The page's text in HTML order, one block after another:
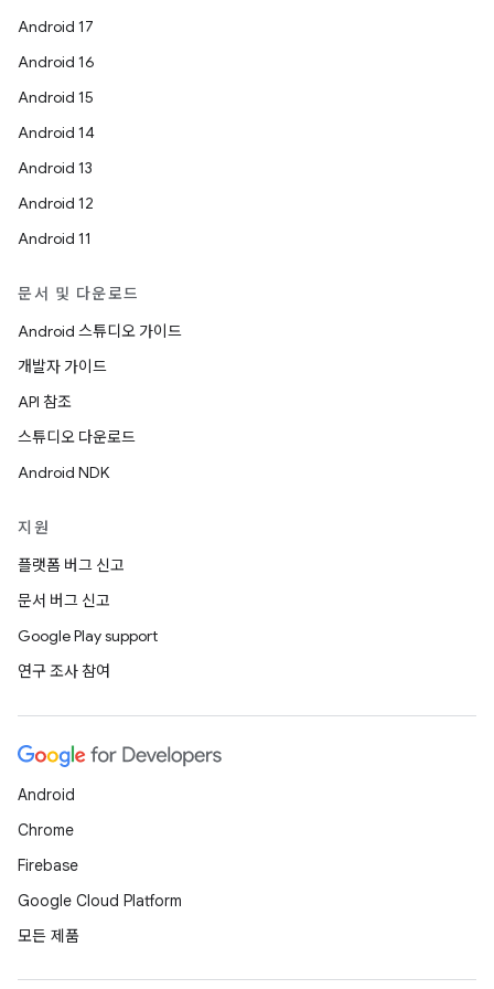
Android 17
Android 16
Android 15
Android 14
Android 13
Android 12
Android 11
문서 및 다운로드
Android 스튜디오 가이드
개발자 가이드
API 참조
스튜디오 다운로드
Android NDK
지원
플랫폼 버그 신고
문서 버그 신고
Google Play support
연구 조사 참여
Android
Chrome
Firebase
Google Cloud Platform
모든 제품